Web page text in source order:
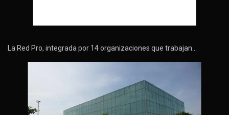
La Red Pro, integrada por 14 organizaciones que trabajan…